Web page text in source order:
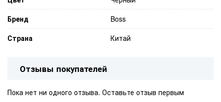
Бренд
Boss
Страна
Китай
Отзывы покупателей
Пока нет ни одного отзыва. Оставьте отзыв первым